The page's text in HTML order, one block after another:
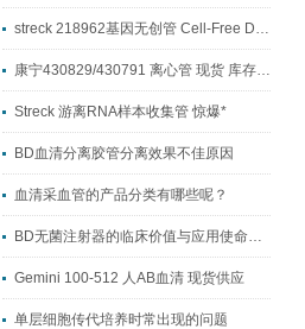
streck 218962基因无创管 Cell-Free DNA BCT® 采血管应用解析
康宁430829/430791 离心管 现货 库存紧缺 先到先得
Streck 游离RNA样本收集管 惊爆*
BD血清分离胶管分离效果不佳原因
血清采血管的产品分类有哪些呢？
BD无菌注射器的临床价值与应用使命解读
Gemini 100-512 人AB血清 现货供应
单层细胞传代培养时常出现的问题